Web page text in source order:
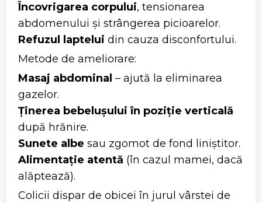
Încovrigarea corpului, tensionarea
abdomenului și strângerea picioarelor.
Refuzul laptelui din cauza disconfortului.
Metode de ameliorare:
Masaj abdominal – ajută la eliminarea
gazelor.
Ținerea bebelușului în poziție verticală
după hrănire.
Sunete albe sau zgomot de fond liniștitor.
Alimentație atentă (în cazul mamei, dacă
alăptează).
Colicii dispar de obicei în jurul vârstei de